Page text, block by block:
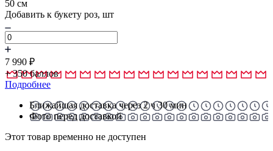
50 см
Добавить к букету роз, шт
7 990 ₽
+350баллов
Подробнее
Ближайшая доставка через 2 ч 30 мин
Фото перед доставкой
Этот товар временно не доступен